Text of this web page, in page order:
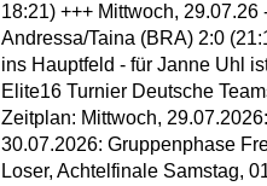
18:21) +++ Mittwoch,
Andressa/Taina (BRA) 2:0
ins Hauptfeld - für Janne Uhl
Elite16 Turnier Deutsche
Zeitplan: Mittwoch,
30.07.2026: Gruppenphase
Loser, Achtelfinale Samstag,